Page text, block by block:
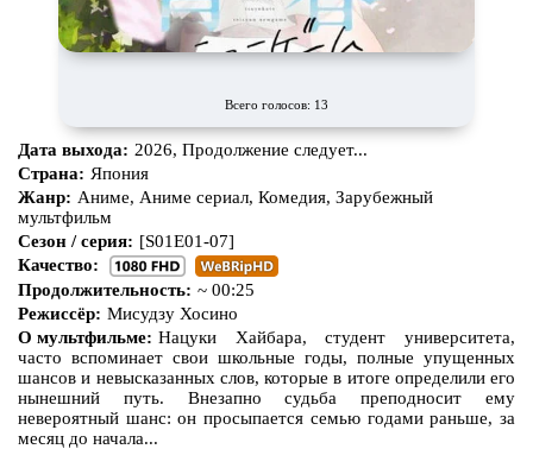
Всего голосов: 13
Дата выхода: 2026, Продолжение следует...
Страна: Япония
Жанр: Аниме, Аниме сериал, Комедия, Зарубежный
мультфильм
Сезон / серия: [S01E01-07]
Качество:
Продолжительность: ~ 00:25
Режиссёр: Мисудзу Хосино
О мультфильме: Нацуки Хайбара, студент университета,
часто вспоминает свои школьные годы, полные упущенных
шансов и невысказанных слов, которые в итоге определили его
нынешний путь. Внезапно судьба преподносит ему
невероятный шанс: он просыпается семью годами раньше, за
месяц до начала...